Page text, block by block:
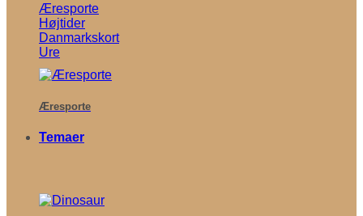
Æresporte
Højtider
Danmarkskort
Ure
Æresporte
Temaer